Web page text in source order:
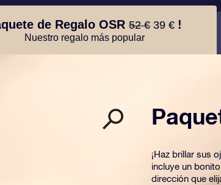
de Regalo OSR 52 € 39 € !
Nuestro regalo más popular
¡Haz brillar sus
incluye un
dirección que